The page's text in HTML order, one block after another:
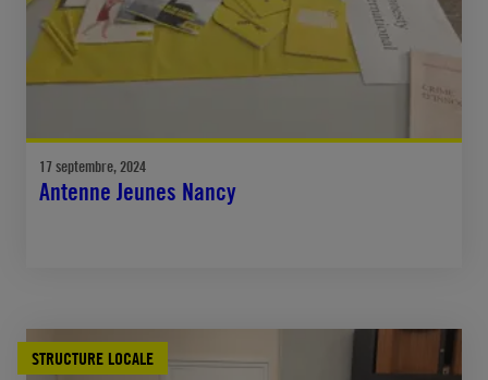
17 septembre, 2024
Antenne Jeunes Nancy
STRUCTURE LOCALE